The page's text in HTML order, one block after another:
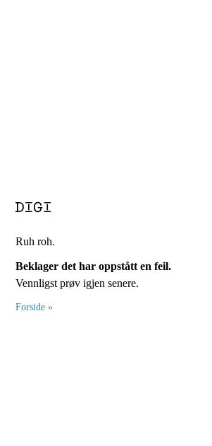
Ruh roh.
Beklager det har oppstått en feil.
Vennligst prøv igjen senere.
Forside »